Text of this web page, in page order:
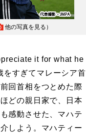
他の写真を見る ）
it for what he
すぎてマレーシア首
回首相をつとめた際
どの親日家で、日本
感動させた、マハテ
しよう。マハティー